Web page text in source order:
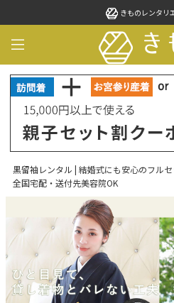
きものレンタリ
黒留袖レンタル | 結婚式にも安心のフルセ
全国宅配・送付先美容院OK